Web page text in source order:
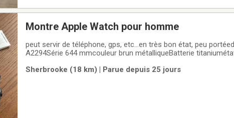
Montre Apple Watch pour homme
peut servir de téléphone, gps, etc...en très bon état, peu
A2294Série 644 mmcouleur brun métalliqueBatterie titaniumétat de la batterie:
Sherbrooke (18 km) | Parue depuis 25 jours